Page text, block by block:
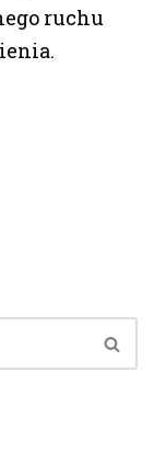
ruchu